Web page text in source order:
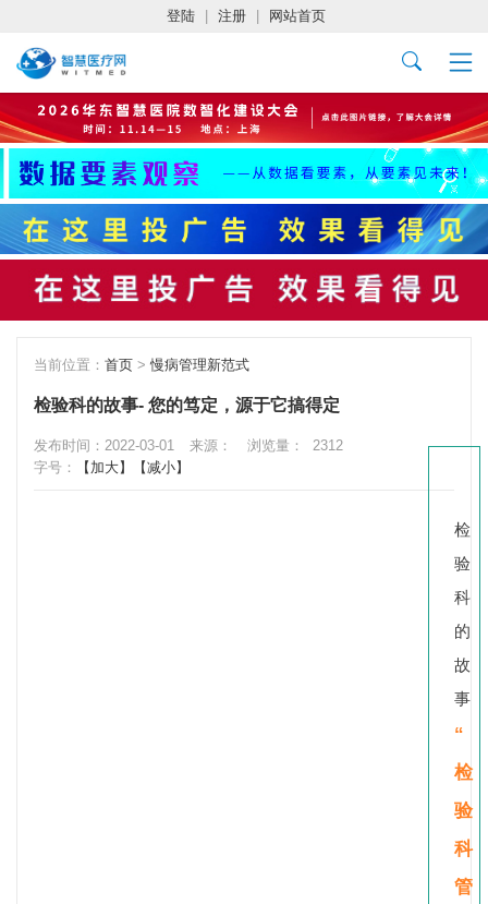
登陆 注册 网站首页
当前位置： 首页 > 慢病管理新范式
检验科的故事- 您的笃定，源于它搞得定
发布时间：2022-03-01 来源： 浏览量：
2312
字号：
【加大】 【减小】
检
验
科
的
故
事
“
检
验
科
管